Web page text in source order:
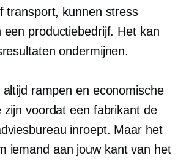
transport, kunnen stress
een productiebedrijf. Het kan
ondermijnen.
rampen en economische
zijn voordat een fabrikant de
inroept. Maar het
iemand aan jouw kant van het